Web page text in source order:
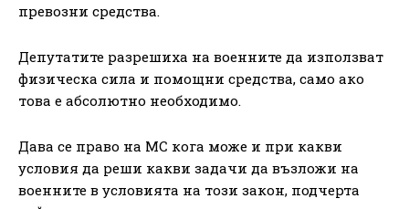
превозни средства.
Депутатите разрешиха на военните да използват
физическа сила и помощни средства, само ако
това е абсолютно необходимо.
Дава се право на МС кога може и при какви
условия да реши какви задачи да възложи на
военните в условията на този закон, подчерта